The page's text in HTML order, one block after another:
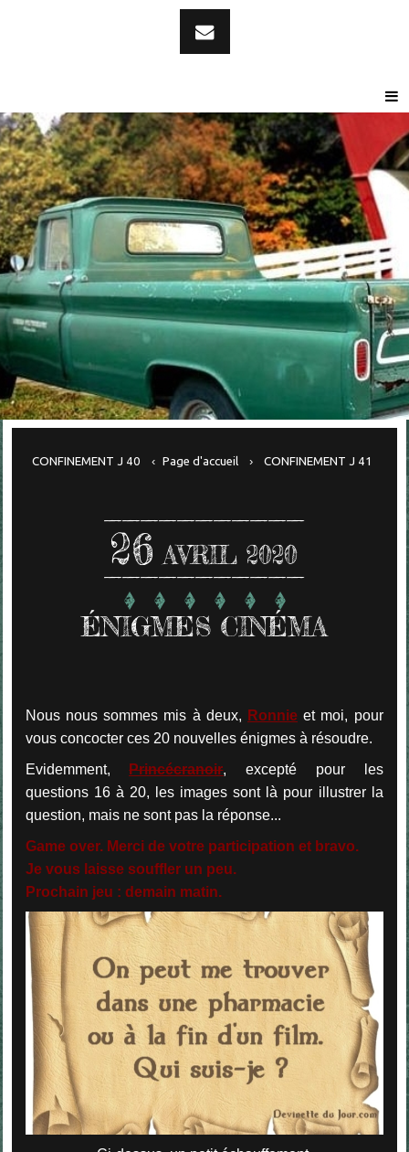
CONFINEMENT J 40 Page d'accueil CONFINEMENT J 41
26 AVRIL 2020
ÉNIGMES CINÉMA
Nous nous sommes mis à deux, Ronnie et moi, pour
vous concocter ces 20 nouvelles énigmes à résoudre.
Evidemment,Princécranoir, excepté pour les
questions 16 à 20, les images sont là pour illustrer la
question, mais ne sont pas la réponse...
Game over. Merci de votre participation et bravo.
Je vous laisse souffler un peu.
Prochain jeu : demain matin.